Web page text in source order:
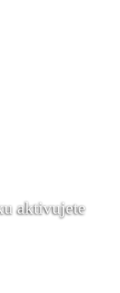
aktivujete